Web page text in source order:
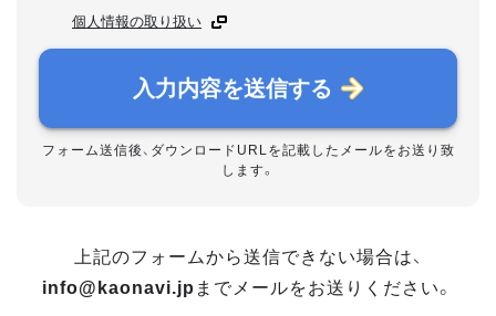
個人情報の取り扱い
入力内容を送信する
フォーム送信後、ダウンロードURLを記載したメールをお送り致
します。
上記のフォームから送信できない場合は、
info@kaonavi.jp までメールをお送りください。